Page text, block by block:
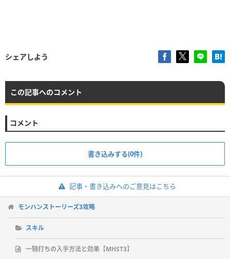
シェアしよう
この記事へのコメント
コメント
書き込みする(0件)
記事・書き込みへのご意見はこちら
モンハンストーリーズ3攻略
スキル
一騎打ちの入手方法と効果【MHST3】